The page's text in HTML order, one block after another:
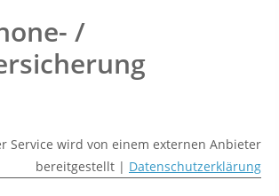
/
Service wird von einem externen Anbieter
bereitgestellt | Datenschutzerklärung